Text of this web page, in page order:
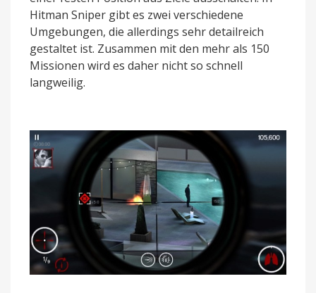
Hitman Sniper gibt es zwei verschiedene
Umgebungen, die allerdings sehr detailreich
gestaltet ist. Zusammen mit den mehr als 150
Missionen wird es daher nicht so schnell
langweilig.